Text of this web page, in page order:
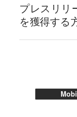
プレスリリ
を獲得する